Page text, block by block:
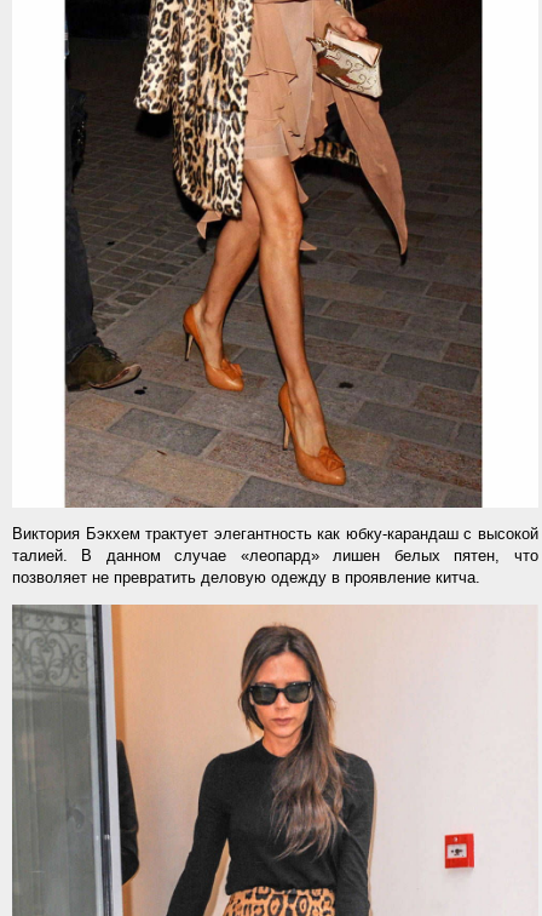
Виктория Бэкхем трактует элегантность как юбку-карандаш с высокой
талией. В данном случае «леопард» лишен белых пятен, что
позволяет не превратить деловую одежду в проявление китча.